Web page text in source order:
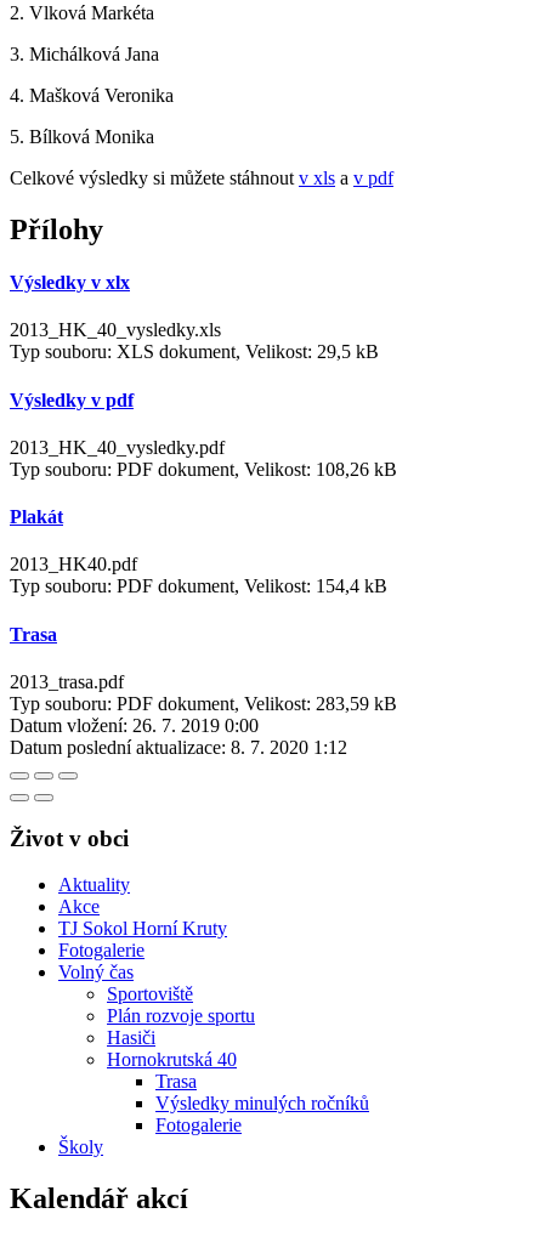
2. Vlková Markéta
3. Michálková Jana
4. Mašková Veronika
5. Bílková Monika
Celkové výsledky si můžete stáhnout v xls a v pdf
Přílohy
Výsledky v xlx
2013_HK_40_vysledky.xls
Typ souboru: XLS dokument, Velikost: 29,5 kB
Výsledky v pdf
2013_HK_40_vysledky.pdf
Typ souboru: PDF dokument, Velikost: 108,26 kB
Plakát
2013_HK40.pdf
Typ souboru: PDF dokument, Velikost: 154,4 kB
Trasa
2013_trasa.pdf
Typ souboru: PDF dokument, Velikost: 283,59 kB
Datum vložení: 26. 7. 2019 0:00
Datum poslední aktualizace: 8. 7. 2020 1:12
Život v obci
Aktuality
Akce
TJ Sokol Horní Kruty
Fotogalerie
Volný čas
Sportoviště
Plán rozvoje sportu
Hasiči
Hornokrutská 40
Trasa
Výsledky minulých ročníků
Fotogalerie
Školy
Kalendář akcí